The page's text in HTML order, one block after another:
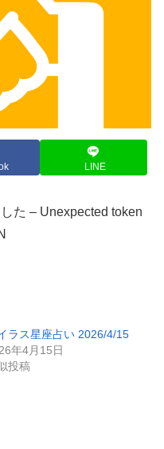
LINE
た – Unexpected token
ラス星座占い 2026/4/15
年4月15日
投稿